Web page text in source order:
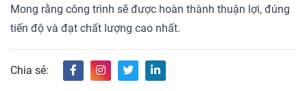
Mong rằng công trình sẽ được hoàn thành thuận lợi, đúng
tiến độ và đạt chất lượng cao nhất.
Chia sẻ: